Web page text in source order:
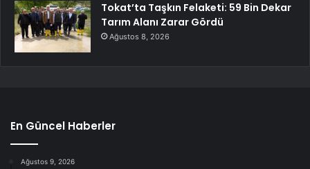
Tokat’ta Taşkın Felaketi: 59 Bin Dekar
Tarım Alanı Zarar Gördü
Ağustos 8, 2026
En Güncel Haberler
Ağustos 9, 2026